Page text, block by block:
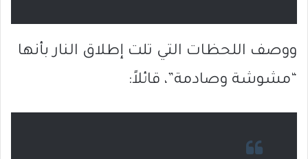
ووصف اللحظات التي تلت إطلاق النار بأنها
“مشوشة وصادمة”، قائلاً: